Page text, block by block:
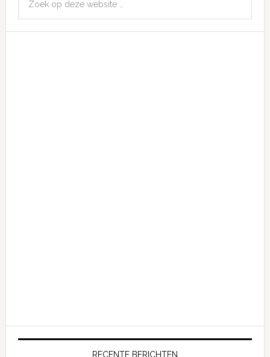
RECENTE BERICHTEN